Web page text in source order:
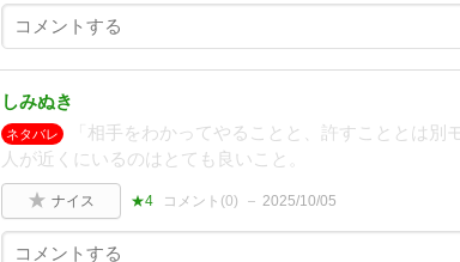
しみぬき
ネタバレ
「相手をわかってやることと、許すこととは別
人が近くにいるのはとても良いこと。
ナイス ★4 コメント(0) 2025/10/05